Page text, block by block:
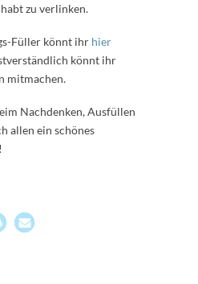
zu verlinken.
Füller könnt ihr hier
könnt ihr
mitmachen.
Nachdenken, Ausfüllen
allen ein schönes